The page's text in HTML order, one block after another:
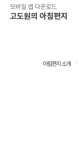
모바일 앱 다운로드
고도원의 아침편지
아침편지 소개